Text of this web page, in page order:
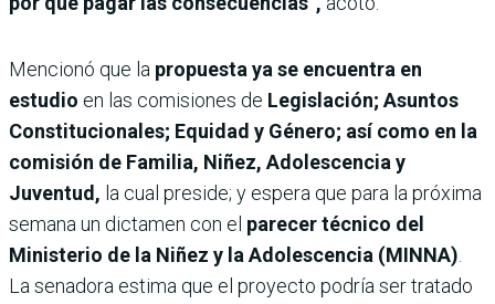
Mencionó que la propuesta ya se encuentra en
estudio en las comisiones de Legislación; Asuntos
Constitucionales; Equidad y Género; así como en la
comisión de Familia, Niñez, Adolescencia y
Juventud, la cual preside; y espera que para la próxima
semana un dictamen con el parecer técnico del
Ministerio de la Niñez y la Adolescencia (MINNA)
La senadora estima que el proyecto podría ser tratado